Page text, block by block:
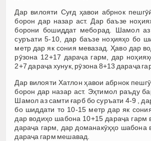
Дар вилояти Суғд ҳавои абрнок
борон дар назар аст. Дар баъзе
борони бошиддат меборад. Шамол
суръати 5-10, дар баъзе ноҳияҳо бо
метр дар як сония мевазад. Ҳаво дар
рӯзона 12+17 дараҷа гарм, дар
2+7 дараҷа хунук, рӯзона 8+13 дараҷа
Дар вилояти Хатлон ҳавои абрнок
борон дар назар аст. Эҳтимол раъду
Шамол аз самти ғарб бо суръати 4-9 ,
бо шиддати то 10-15 метр дар як
дар водиҳо шабона 10+15 дараҷа гарм
дараҷа гарм, дар доманакӯҳҳо шабона
дараҷа гарм мешавад.